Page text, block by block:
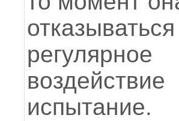
испытание.